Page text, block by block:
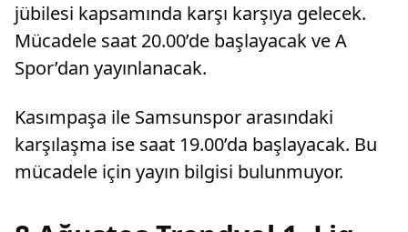
jübilesi kapsamında karşı karşıya gelecek.
Mücadele saat 20.00’de başlayacak ve A
Spor’dan yayınlanacak.
Kasımpaşa ile Samsunspor arasındaki
karşılaşma ise saat 19.00’da başlayacak. Bu
mücadele için yayın bilgisi bulunmuyor.